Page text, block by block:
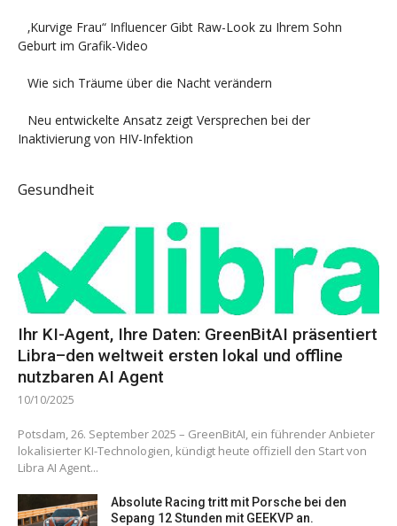
‚Kurvige Frau“ Influencer Gibt Raw-Look zu Ihrem Sohn
Geburt im Grafik-Video
Wie sich Träume über die Nacht verändern
Neu entwickelte Ansatz zeigt Versprechen bei der
Inaktivierung von HIV-Infektion
Gesundheit
Ihr KI-Agent, Ihre Daten: GreenBitAI präsentiert
Libra–den weltweit ersten lokal und offline
nutzbaren AI Agent
10/10/2025
Potsdam, 26. September 2025 – GreenBitAI, ein führender Anbieter
lokalisierter KI-Technologien, kündigt heute offiziell den Start von
Libra AI Agent...
Absolute Racing tritt mit Porsche bei den
Sepang 12 Stunden mit GEEKVP an.